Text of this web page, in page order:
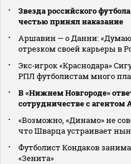
Звезда российского
честью принял наказание
Аршавин — о Данни:
отрезком своей карьеры в
Экс‑игрок «Краснодара»
РПЛ футболистам много
В «Нижнем Новгороде»
сотрудничестве с
«Возможно, «Динамо» не
что Шварца устраивает
Футболист Кондаков
«Зенита»